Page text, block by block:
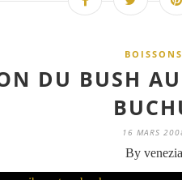
BOISSONS
DU BUSH
16 MARS
By venezia